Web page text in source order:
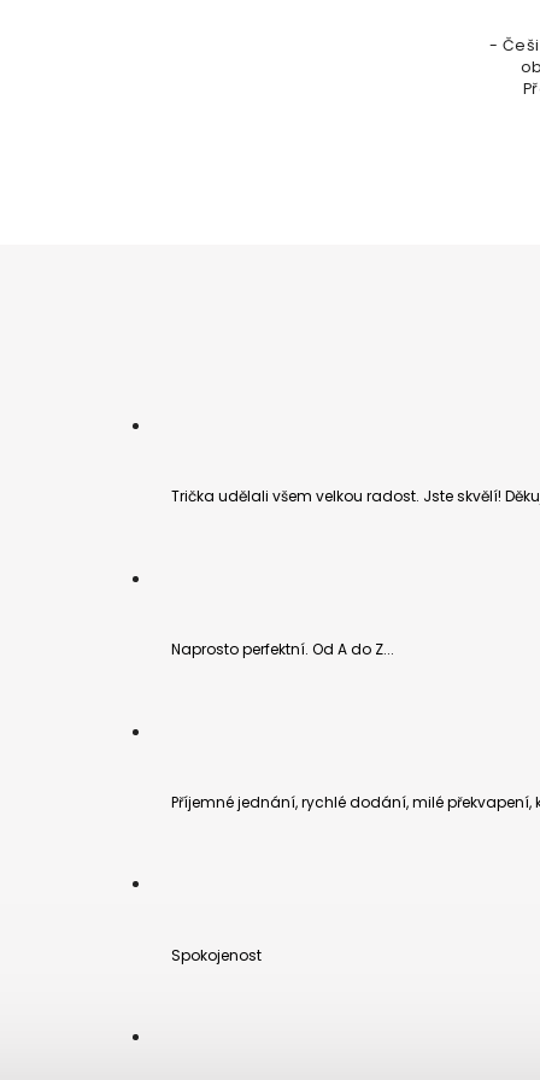
-
Trička udělali všem velkou radost. Jste skvělí!
Naprosto perfektní. Od A do Z...
Příjemné jednání, rychlé dodání, milé
Spokojenost